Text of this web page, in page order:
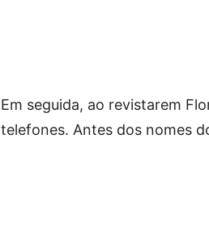
Em seguida, ao revistarem
telefones. Antes dos nomes